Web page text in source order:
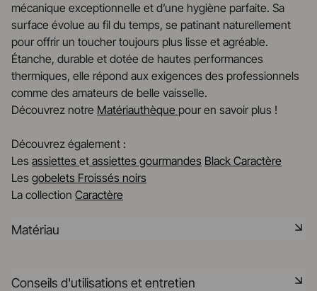
mécanique exceptionnelle et d’une hygiène parfaite. Sa
surface évolue au fil du temps, se patinant naturellement
pour offrir un toucher toujours plus lisse et agréable.
Étanche, durable et dotée de hautes performances
thermiques, elle répond aux exigences des professionnels
comme des amateurs de belle vaisselle.
Découvrez notre Matériauthèque pour en savoir plus !
Découvrez également :
Les assiettes et assiettes gourmandes Black Caractère
Les gobelets Froissés noirs
La collection Caractère
Matériau
manufacture REVOL. Elle dispose des mêmes qualités
Conseils d'utilisations et entretien